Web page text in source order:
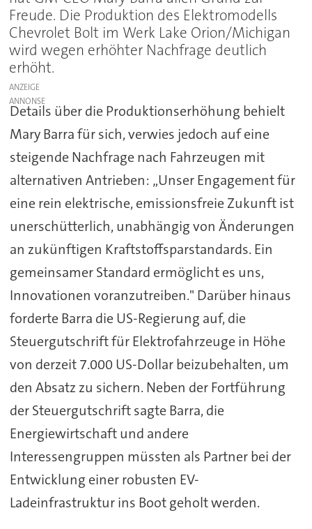
Freude. Die Produktion des Elektromodells
Chevrolet Bolt im Werk Lake Orion/Michigan
wird wegen erhöhter Nachfrage deutlich
erhöht.
ANZEIGE
Details über die Produktionserhöhung behielt
Mary Barra für sich, verwies jedoch auf eine
steigende Nachfrage nach Fahrzeugen mit
alternativen Antrieben: „Unser Engagement für
eine rein elektrische, emissionsfreie Zukunft ist
unerschütterlich, unabhängig von Änderungen
an zukünftigen Kraftstoffsparstandards. Ein
gemeinsamer Standard ermöglicht es uns,
Innovationen voranzutreiben." Darüber hinaus
forderte Barra die US-Regierung auf, die
Steuergutschrift für Elektrofahrzeuge in Höhe
von derzeit 7.000 US-Dollar beizubehalten, um
den Absatz zu sichern. Neben der Fortführung
der Steuergutschrift sagte Barra, die
Energiewirtschaft und andere
Interessengruppen müssten als Partner bei der
Entwicklung einer robusten EV-
Ladeinfrastruktur ins Boot geholt werden.